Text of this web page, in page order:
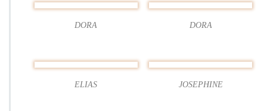
1
n
2
2
DORA DORA
ELIAS JOSEPHINE